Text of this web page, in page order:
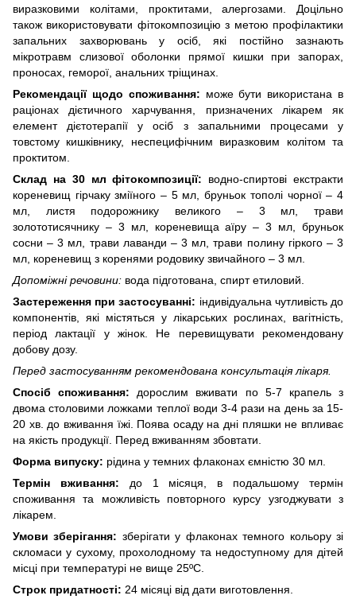
виразковими колітами, проктитами, алергозами. Доцільно
також використовувати фітокомпозицію з метою профілактики
запальних захворювань у осіб, які постійно зазнають
мікротравм слизової оболонки прямої кишки при запорах,
проносах, геморої, анальних тріщинах.
Рекомендації щодо споживання: може бути використана в
раціонах дієтичного харчування, призначених лікарем як
елемент дієтотерапії у осіб з запальними процесами у
товстому кишківнику, неспецифічним виразковим колітом та
проктитом.
Склад на 30 мл фітокомпозиції: водно-спиртові екстракти
кореневищ гірчаку зміїного – 5 мл, бруньок тополі чорної – 4
мл, листя подорожнику великого – 3 мл, трави
золототисячнику – 3 мл, кореневища аїру – 3 мл, бруньок
сосни – 3 мл, трави лаванди – 3 мл, трави полину гіркого – 3
мл, кореневищ з коренями родовику звичайного – 3 мл.
Допоміжні речовини: вода підготована, спирт етиловий.
Застереження при застосуванні: індивідуальна чутливість до
компонентів, які містяться у лікарських рослинах, вагітність,
період лактації у жінок. Не перевищувати рекомендовану
добову дозу.
Перед застосуванням рекомендована консультація лікаря.
Спосіб споживання: дорослим вживати по 5-7 крапель з
двома столовими ложками теплої води 3-4 рази на день за 15-
20 хв. до вживання їжі. Поява осаду на дні пляшки не впливає
на якість продукції. Перед вживанням збовтати.
Форма випуску: рідина у темних флаконах ємністю 30 мл.
Термін вживання: до 1 місяця, в подальшому термін
споживання та можливість повторного курсу узгоджувати з
лікарем.
Умови зберігання: зберігати у флаконах темного кольору зі
скломаси у сухому, прохолодному та недоступному для дітей
місці при температурі не вище 25ºС.
Строк придатності: 24 місяці від дати виготовлення.